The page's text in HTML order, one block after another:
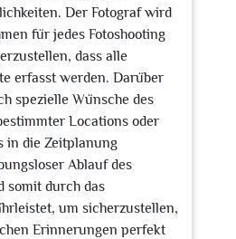
Der Fotograf wird
für jedes Fotoshooting
dass alle
erfasst werden. Darüber
spezielle Wünsche des
Locations oder
in die Zeitplanung
Ablauf des
somit durch das
um sicherzustellen,
Erinnerungen perfekt